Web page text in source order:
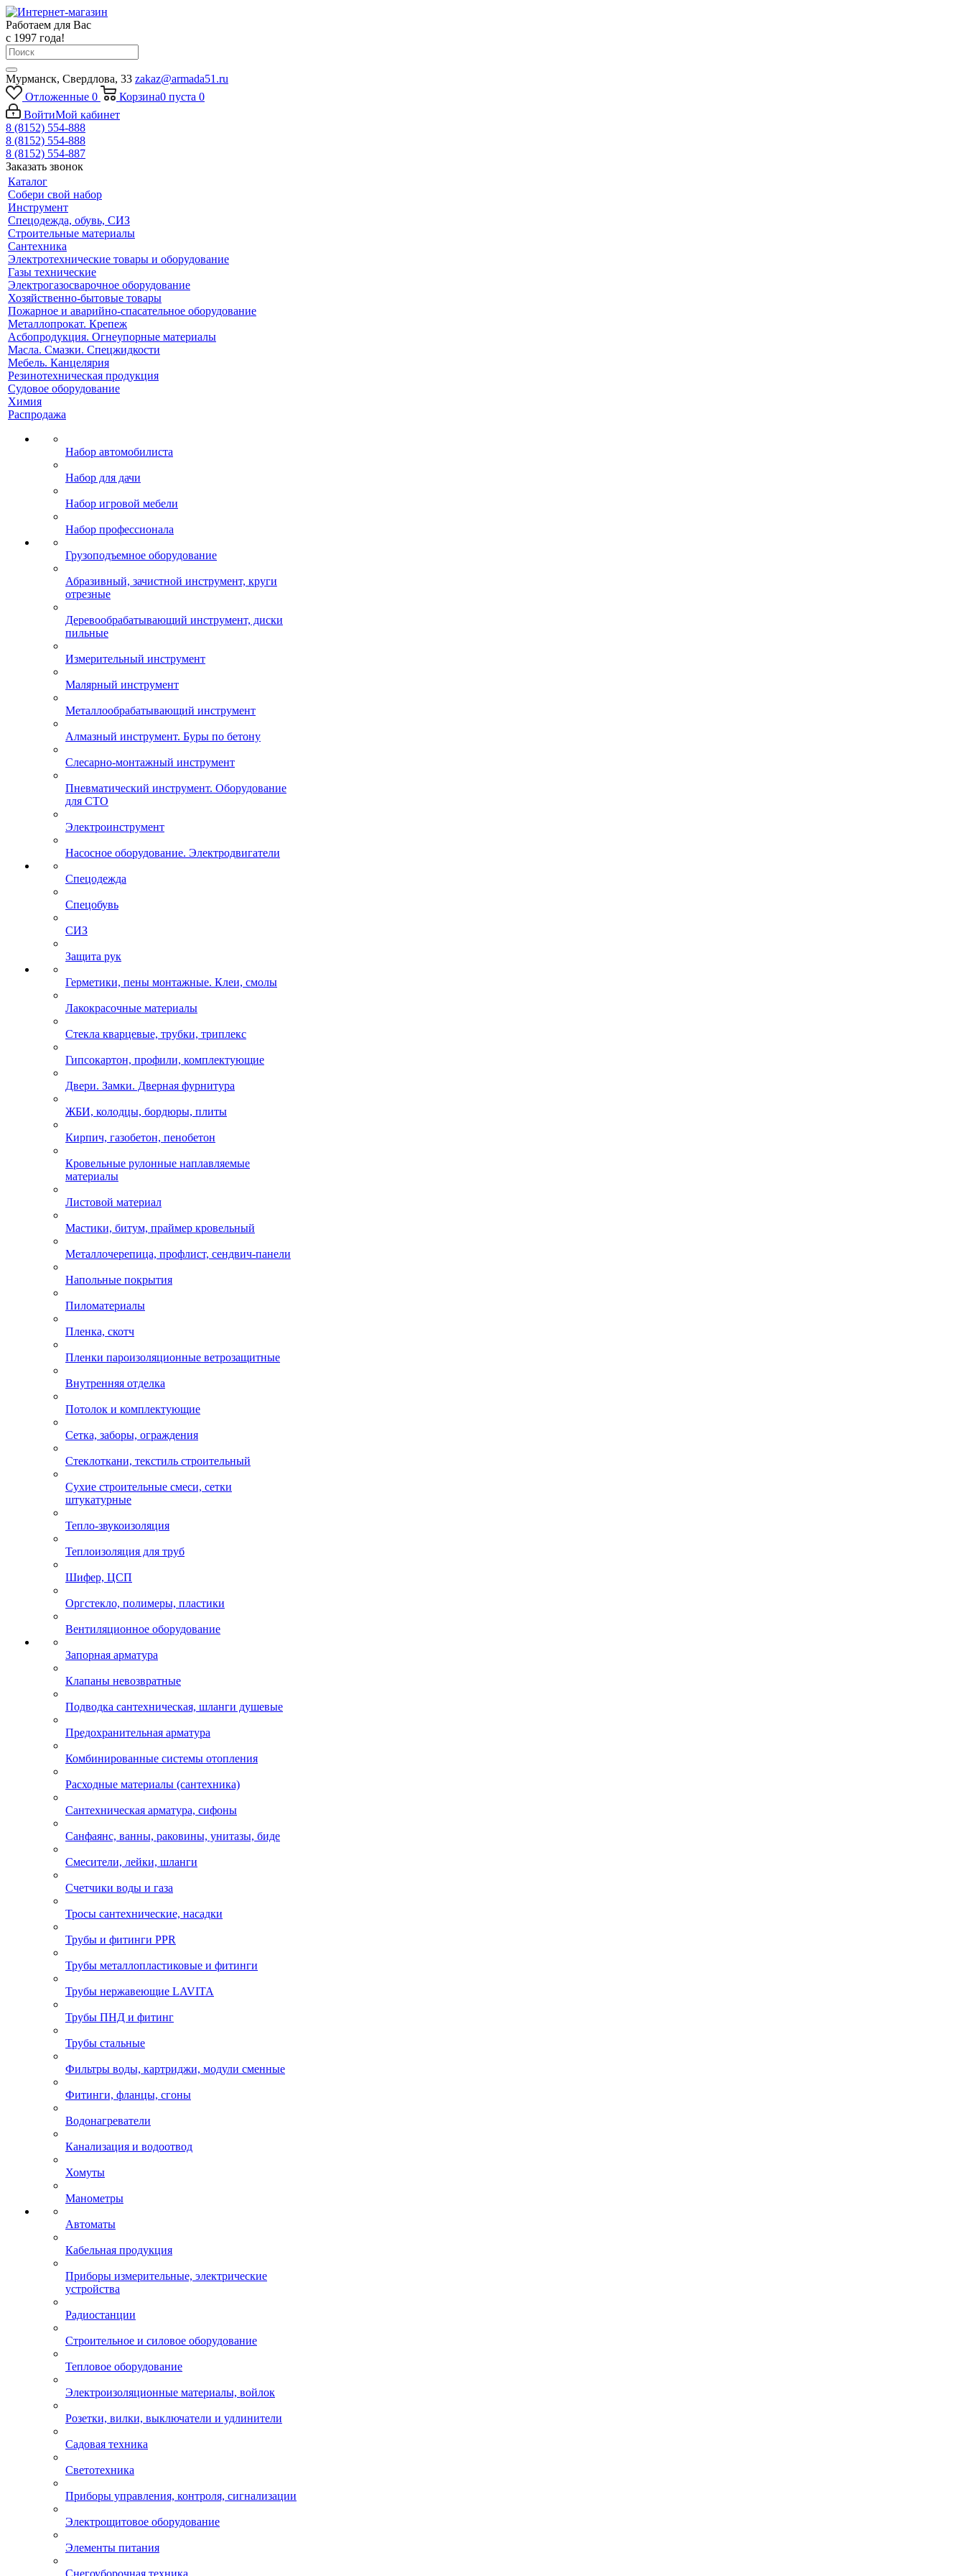
Работаем для Вас
с 1997 года!
Мурманск, Свердлова, 33 zakaz@armada51.ru
Отложенные 0 Корзина0 пуста 0
ВойтиМой кабинет
8 (8152) 554-888
8 (8152) 554-888
8 (8152) 554-887
Заказать звонок
Каталог
Собери свой набор
Инструмент
Спецодежда, обувь, СИЗ
Строительные материалы
Сантехника
Электротехнические товары и оборудование
Газы технические
Электрогазосварочное оборудование
Хозяйственно-бытовые товары
Пожарное и аварийно-спасательное оборудование
Металлопрокат. Крепеж
Асбопродукция. Огнеупорные материалы
Масла. Смазки. Спецжидкости
Мебель. Канцелярия
Резинотехническая продукция
Судовое оборудование
Химия
Распродажа
Набор автомобилиста
Набор для дачи
Набор игровой мебели
Набор профессионала
Грузоподъемное оборудование
Абразивный, зачистной инструмент, круги
отрезные
Деревообрабатывающий инструмент, диски
пильные
Измерительный инструмент
Малярный инструмент
Металлообрабатывающий инструмент
Алмазный инструмент. Буры по бетону
Слесарно-монтажный инструмент
Пневматический инструмент. Оборудование
для СТО
Электроинструмент
Насосное оборудование. Электродвигатели
Спецодежда
Спецобувь
СИЗ
Защита рук
Герметики, пены монтажные. Клеи, смолы
Лакокрасочные материалы
Стекла кварцевые, трубки, триплекс
Гипсокартон, профили, комплектующие
Двери. Замки. Дверная фурнитура
ЖБИ, колодцы, бордюры, плиты
Кирпич, газобетон, пенобетон
Кровельные рулонные наплавляемые
материалы
Листовой материал
Мастики, битум, праймер кровельный
Металлочерепица, профлист, сендвич-панели
Напольные покрытия
Пиломатериалы
Пленка, скотч
Пленки пароизоляционные ветрозащитные
Внутренняя отделка
Потолок и комплектующие
Сетка, заборы, ограждения
Стеклоткани, текстиль строительный
Сухие строительные смеси, сетки
штукатурные
Тепло-звукоизоляция
Теплоизоляция для труб
Шифер, ЦСП
Оргстекло, полимеры, пластики
Вентиляционное оборудование
Запорная арматура
Клапаны невозвратные
Подводка сантехническая, шланги душевые
Предохранительная арматура
Комбинированные системы отопления
Расходные материалы (сантехника)
Сантехническая арматура, сифоны
Санфаянс, ванны, раковины, унитазы, биде
Смесители, лейки, шланги
Счетчики воды и газа
Тросы сантехнические, насадки
Трубы и фитинги PPR
Трубы металлопластиковые и фитинги
Трубы нержавеющие LAVITA
Трубы ПНД и фитинг
Трубы стальные
Фильтры воды, картриджи, модули сменные
Фитинги, фланцы, сгоны
Водонагреватели
Канализация и водоотвод
Хомуты
Манометры
Автоматы
Кабельная продукция
Приборы измерительные, электрические
устройства
Радиостанции
Строительное и силовое оборудование
Тепловое оборудование
Электроизоляционные материалы, войлок
Розетки, вилки, выключатели и удлинители
Садовая техника
Светотехника
Приборы управления, контроля, сигнализации
Электрощитовое оборудование
Элементы питания
Снегоуборочная техника